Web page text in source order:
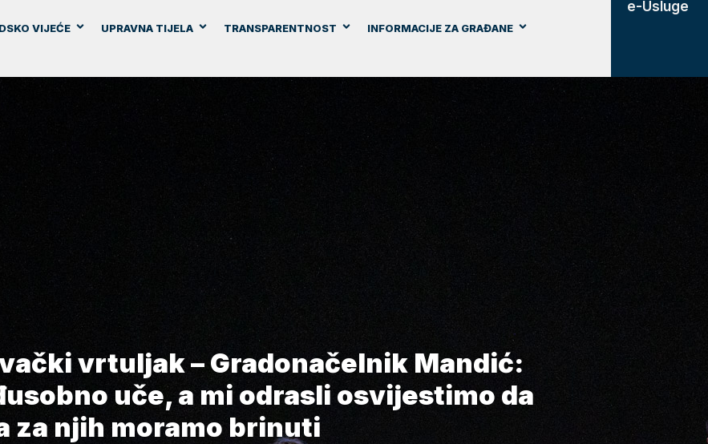
VIJEĆE UPRAVNA TIJELA TRANSPARENTNOST
INFORMACIJE ZA GRAĐANE
e-Usluge
vrtuljak – Gradonačelnik Mandić:
uče, a mi odrasli osvijestimo da
za njih moramo brinuti